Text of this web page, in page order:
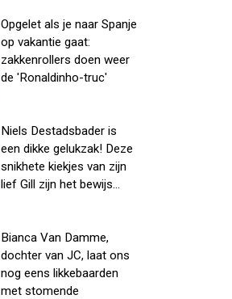
Opgelet als je naar Spanje
op vakantie gaat:
zakkenrollers doen weer
de 'Ronaldinho-truc'
Niels Destadsbader is
een dikke gelukzak! Deze
snikhete kiekjes van zijn
lief Gill zijn het bewijs...
Bianca Van Damme,
dochter van JC, laat ons
nog eens likkebaarden
met stomende